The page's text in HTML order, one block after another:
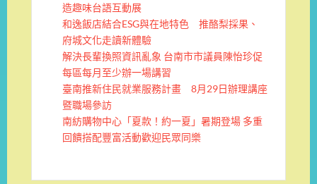
造趣味台語互動展
和逸飯店結合ESG與在地特色 推酪梨採果、
府城文化走讀新體驗
解決長輩換照資訊亂象 台南市市議員陳怡珍促
每區每月至少辦一場講習
臺南推新住民就業服務計畫 8月29日辦理講座
暨職場參訪
南紡購物中心「夏款！約一夏」暑期登場 多重
回饋搭配豐富活動歡迎民眾同樂